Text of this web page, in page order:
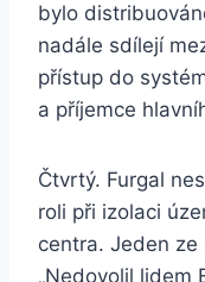
bylo
nadále sdílejí
přístup do
a příjemce
Čtvrtý. Furgal
roli při izolaci
centra. Jeden ze
„Nedovolil lidem